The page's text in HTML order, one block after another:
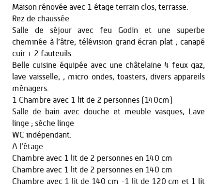
Maison rénovée avec 1 étage terrain clos, terrasse.
Rez de chaussée
Salle de séjour avec feu Godin et une superbe
cheminée à l’âtre; télévision grand écran plat ; canapé
cuir + 2 fauteuils.
Belle cuisine équipée avec une châtelaine 4 feux gaz,
lave vaisselle, , micro ondes, toasters, divers appareils
ménagers.
1 Chambre avec 1 lit de 2 personnes (140cm)
Salle de bain avec douche et meuble vasques, Lave
linge ; sèche linge
WC indépendant.
A l’étage
Chambre avec 1 lit de 2 personnes en 140 cm
Chambre avec 1 lit de 2 personnes en 140 cm
Chambre avec 1 lit de 140 cm -1 lit de 120 cm et 1 lit